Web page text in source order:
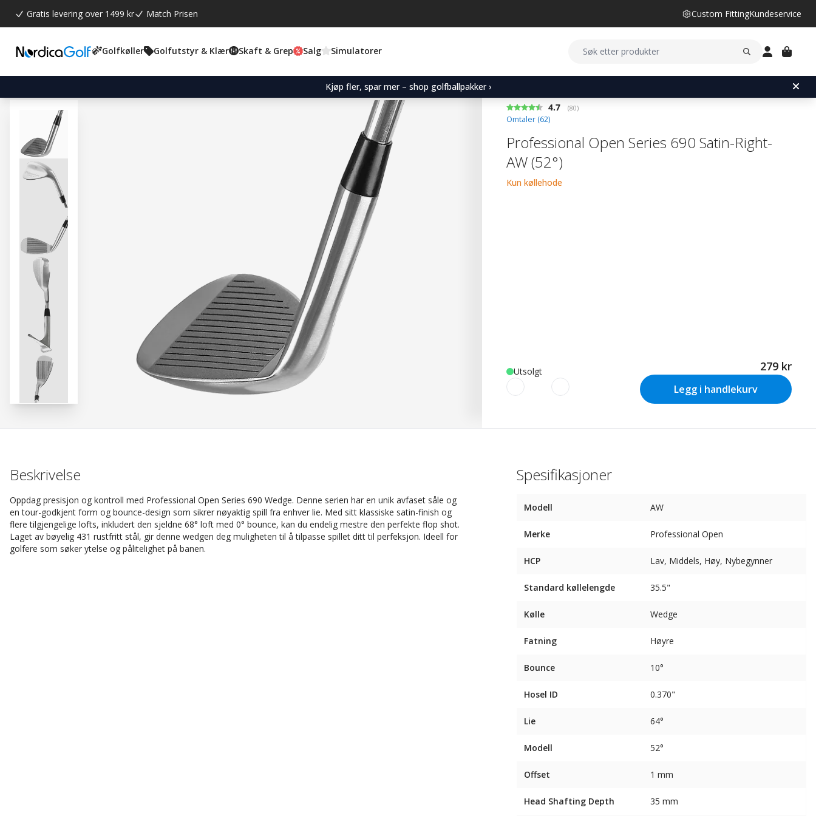
Gratis levering over 1499 kr Match Prisen Custom FittingKundeservice
Golfkøller Golfutstyr & Klær Skaft & Grep Salg Simulatorer
Kjøp fler, spar mer – shop golfballpakker ›
Gjennomsnittskarakter:
4.7 (stemmer:
80)
Omtaler (62)
Professional Open Series 690 Satin-Right-
AW (52°)
Kun køllehode
Utsolgt 279 kr
Legg i handlekurv
Beskrivelse
Oppdag presisjon og kontroll med Professional Open Series 690 Wedge. Denne serien har en unik avfaset såle og
en tour-godkjent form og bounce-design som sikrer nøyaktig spill fra enhver lie. Med sitt klassiske satin-finish og
flere tilgjengelige lofts, inkludert den sjeldne 68° loft med 0° bounce, kan du endelig mestre den perfekte flop shot.
Laget av bøyelig 431 rustfritt stål, gir denne wedgen deg muligheten til å tilpasse spillet ditt til perfeksjon. Ideell for
golfere som søker ytelse og pålitelighet på banen.
Spesifikasjoner
Modell AW
Merke Professional Open
HCP Lav, Middels, Høy, Nybegynner
Standard køllelengde 35.5"
Kølle Wedge
Fatning Høyre
Bounce 10°
Hosel ID 0.370"
Lie 64°
Modell 52°
Offset 1 mm
Head Shafting Depth 35 mm